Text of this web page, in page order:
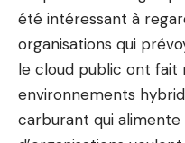
été intéressant à
organisations qui
le cloud public ont fait
environnements
carburant qui alimente